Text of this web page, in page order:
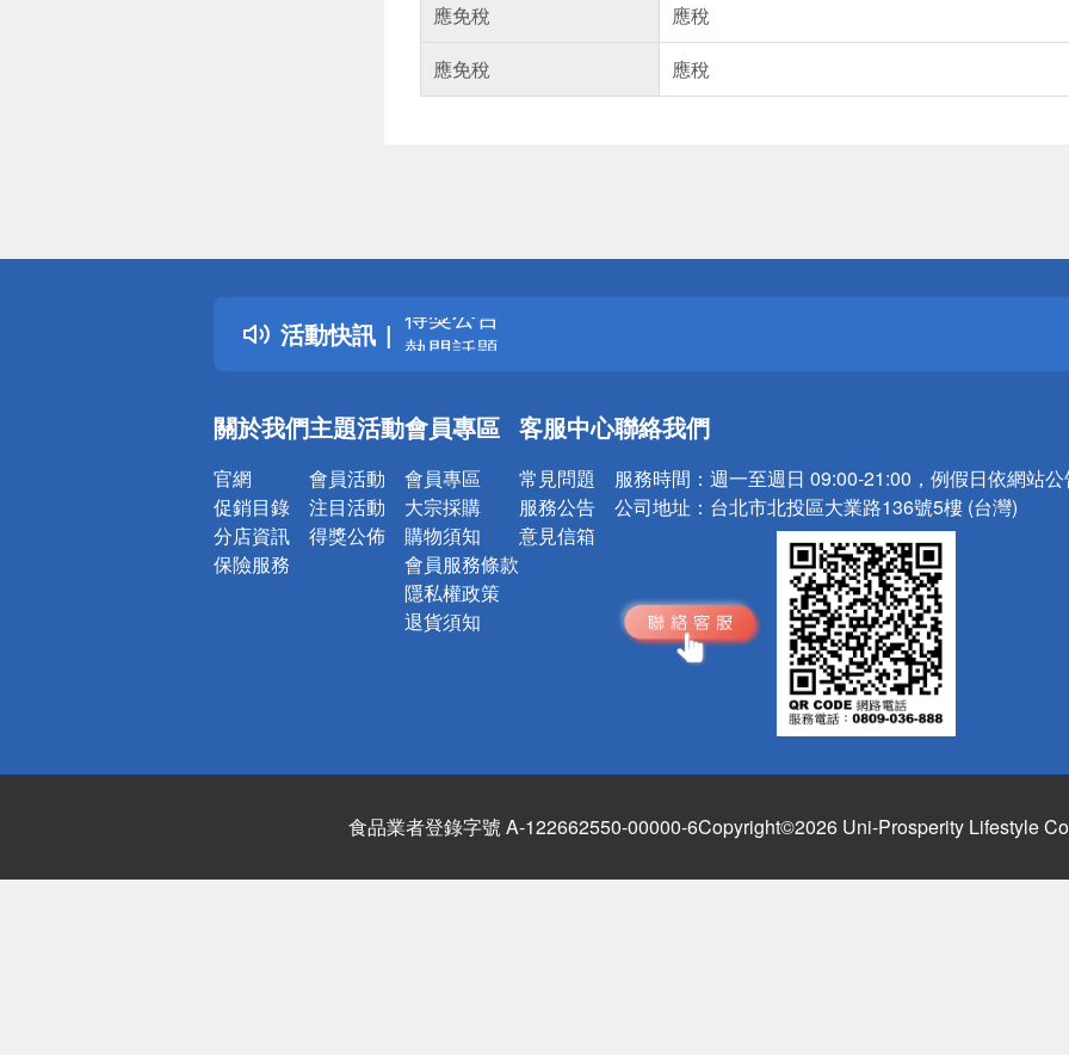
應免稅
應稅
應免稅
應稅
活動快訊
詐騙網頁！請小心！
得獎公告
熱門話題
銀行優惠
詐騙網頁！請小心！
關於我們
官網
促銷目錄
分店資訊
保險服務
主題活動
會員活動
注目活動
得獎公佈
會員專區
會員專區
大宗採購
購物須知
會員服務條款
隱私權政策
退貨須知
客服中心
常見問題
服務公告
意見信箱
聯絡我們
服務時間： 週一至週日 09:00-21:00，例假日依網站
公司地址： 台北市北投區大業路136號5樓 (台灣)
食品業者登錄字號 A-122662550-00000-6Copyright©2026 Uni-Prosperity Lifestyle